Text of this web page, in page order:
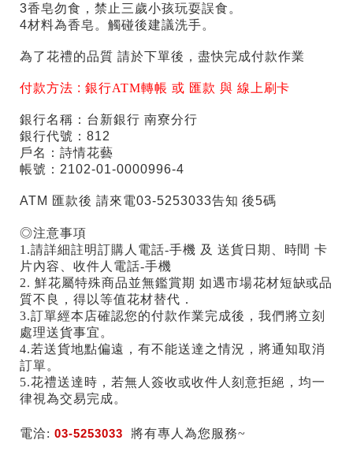
3香皂勿食，禁止三歲小孩玩耍誤食。
4材料為香皂。觸碰後建議洗手。
為了花禮的品質 請於下單後，盡快完成付款作業
付款方法 :銀行ATM轉帳 或 匯款 與 線上刷卡
銀行名稱：台新銀行 南寮分行
銀行代號：812
戶名：詩情花藝
帳號：2102-01-0000996-4
ATM 匯款後 請來電03-5253033告知 後5碼
◎注意事項
1.請詳細註明訂購人電話-手機 及 送貨日期、時間 卡
片內容、收件人電話-手機
2. 鮮花屬特殊商品並無鑑賞期 如遇市場花材短缺或品
質不良，得以等值花材替代．
3.訂單經本店確認您的付款作業完成後，我們將立刻
處理送貨事宜。
4.若送貨地點偏遠，有不能送達之情況，將通知取消
訂單。
5.花禮送達時，若無人簽收或收件人刻意拒絕，均一
律視為交易完成。
電洽:03-5253033 將有專人為您服務~